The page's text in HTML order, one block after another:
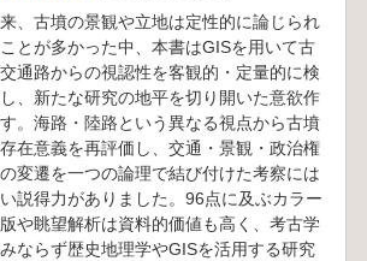
、古墳の景観や立地は定性的に論じられ
とが多かった中、本書はGISを用いて古
通路からの視認性を客観的・定量的に検
、新たな研究の地平を切り開いた意欲作
。海路・陸路という異なる視点から古墳
在意義を再評価し、交通・景観・政治権
変遷を一つの論理で結び付けた考察には
説得力がありました。96点に及ぶカラー
や眺望解析は資料的価値も高く、考古学
ならず歴史地理学やGISを活用する研究